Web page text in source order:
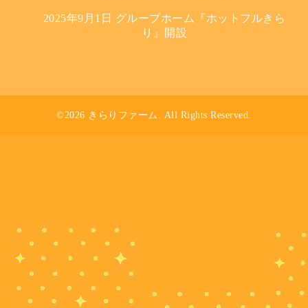
2025年9月1日 グループホーム『ホットフルきら
り』開設
©2026 きらりファーム . All Rights Reserved.